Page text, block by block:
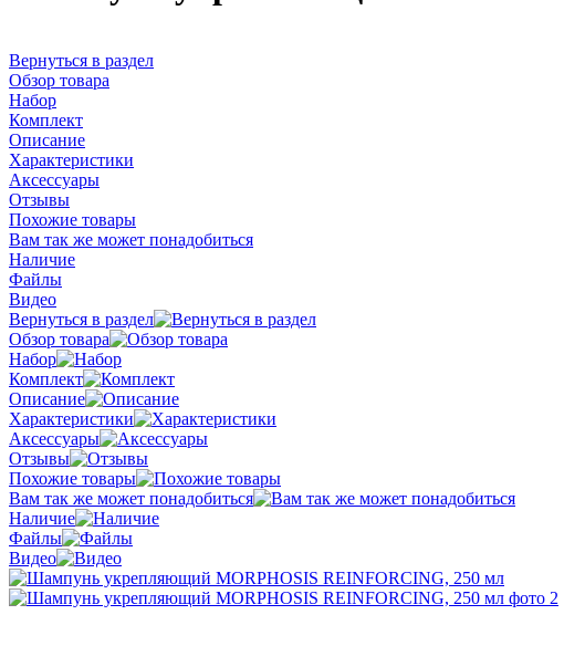
Вернуться в раздел
Обзор товара
Набор
Комплект
Описание
Характеристики
Аксессуары
Отзывы
Похожие товары
Вам так же может понадобиться
Наличие
Файлы
Видео
Вернуться в раздел
Обзор товара
Набор
Комплект
Описание
Характеристики
Аксессуары
Отзывы
Похожие товары
Вам так же может понадобиться
Наличие
Файлы
Видео